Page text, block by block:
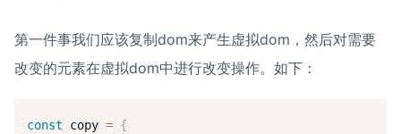
第一件事我们应该复制dom来产生虚拟dom，然后对需要
改变的元素在虚拟dom中进行改变操作。如下：
const copy = {